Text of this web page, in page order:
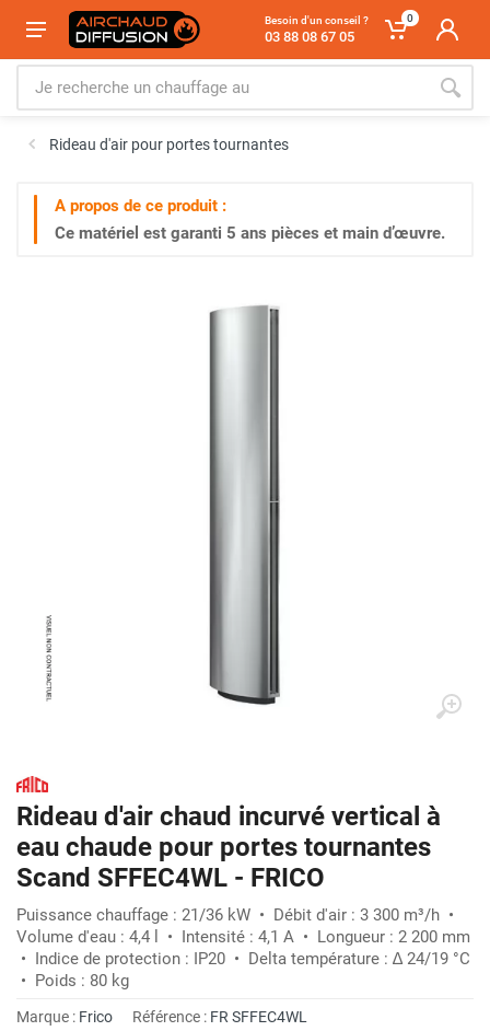
Besoin d'un conseil ?
03 88 08 67 05
0
Rideau d'air pour portes tournantes
A propos de ce produit :
Ce matériel est garanti 5 ans pièces et main d’œuvre.
Rideau d'air chaud incurvé vertical à
eau chaude pour portes tournantes
Scand SFFEC4WL - FRICO
Puissance chauffage : 21/36 kW • Débit d'air : 3 300 m³/h •
Volume d'eau : 4,4 l • Intensité : 4,1 A • Longueur : 2 200 mm
• Indice de protection : IP20 • Delta température : ∆ 24/19 °C
• Poids : 80 kg
Marque : Frico Référence : FR SFFEC4WL